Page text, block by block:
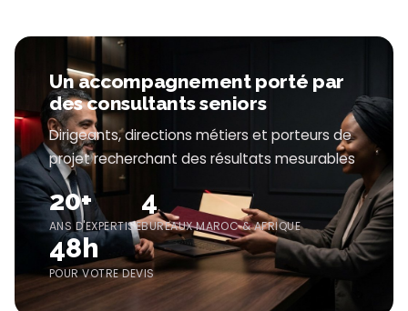
Un accompagnement porté par
des consultants seniors
Dirigeants, directions métiers et porteurs de
projet recherchant des résultats mesurables
20+
ANS D'EXPERTISE
4
BUREAUX MAROC & AFRIQUE
48h
POUR VOTRE DEVIS